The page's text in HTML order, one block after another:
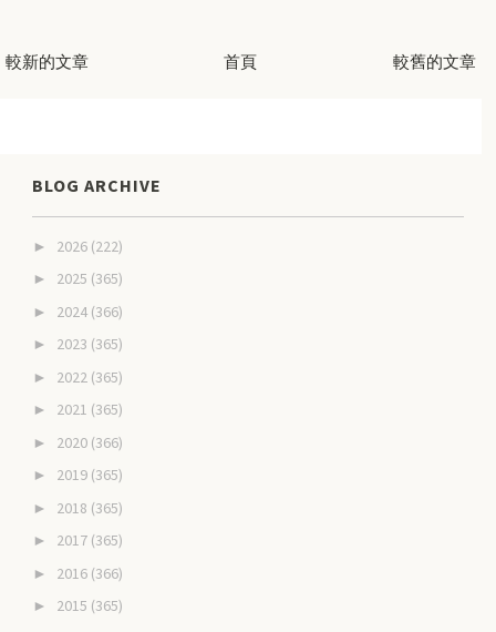
較新的文章 較舊的文章
首頁
BLOG ARCHIVE
► 2026 (222)
► 2025 (365)
► 2024 (366)
► 2023 (365)
► 2022 (365)
► 2021 (365)
► 2020 (366)
► 2019 (365)
► 2018 (365)
► 2017 (365)
► 2016 (366)
► 2015 (365)